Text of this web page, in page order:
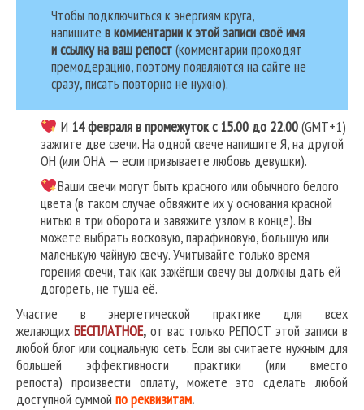
Чтобы подключиться к энергиям круга,
напишите в комментарии к этой записи своё имя
и ссылку на ваш репост(комментарии проходят
премодерацию, поэтому появляются на сайте не
сразу, писать повторно не нужно).
И 14 февраля в промежуток с 15.00 до 22.00(GMT+1)
зажгите две свечи. На одной свече напишите Я, на другой
ОН (или ОНА — если призываете любовь девушки).
Ваши свечи могут быть красного или обычного белого
цвета (в таком случае обвяжите их у основания красной
нитью в три оборота и завяжите узлом в конце). Вы
можете выбрать восковую, парафиновую, большую или
маленькую чайную свечу. Учитывайте только время
горения свечи, так как зажёгши свечу вы должны дать ей
догореть, не туша её.
Участие в энергетической практике для всех
желающихБЕСПЛАТНОЕ, от вас только РЕПОСТ этой записи в
любой блог или социальную сеть. Если вы считаете нужным для
большей эффективности практики (или вместо
репоста) произвести оплату, можете это сделать любой
доступной суммой по реквизитам.